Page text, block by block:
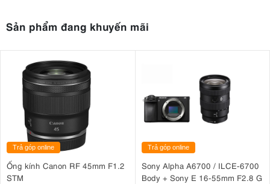
Sản phẩm đang khuyến mãi
Trả góp online
Ống kính Canon RF 45mm F1.2
STM
Trả góp online
Sony Alpha A6700 / ILCE-6700
Body + Sony E 16-55mm F2.8 G